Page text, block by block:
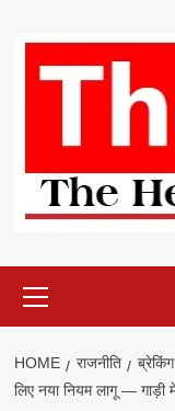
content
Menu
HOME राजनीति
लिए नया नियम लागू — गाड़ी